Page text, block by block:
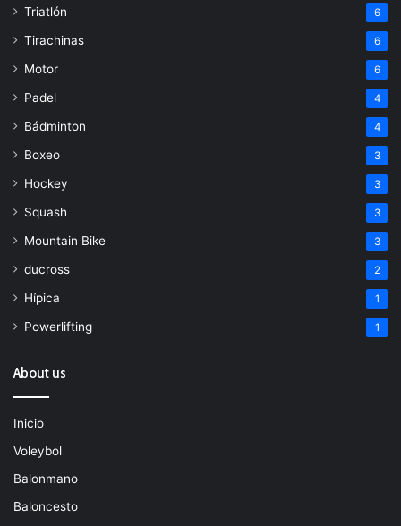
Triatlón 6
Tirachinas 6
Motor 6
Padel 4
Bádminton 4
Boxeo 3
Hockey 3
Squash 3
Mountain Bike 3
ducross 2
Hípica 1
Powerlifting 1
About us
Inicio
Voleybol
Balonmano
Baloncesto